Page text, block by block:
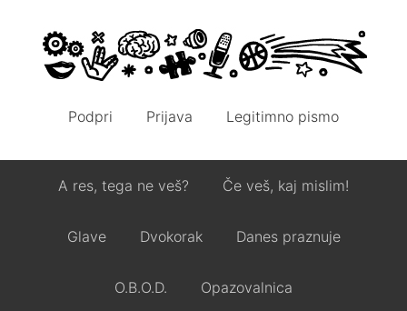
Podpri Prijava Legitimno pismo
A res, tega ne veš? Če veš, kaj mislim!
Glave Dvokorak Danes praznuje
O.B.O.D. Opazovalnica